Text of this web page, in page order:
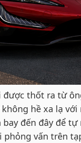
thốt ra từ
hề xa lạ
đến đây để
vấn trên